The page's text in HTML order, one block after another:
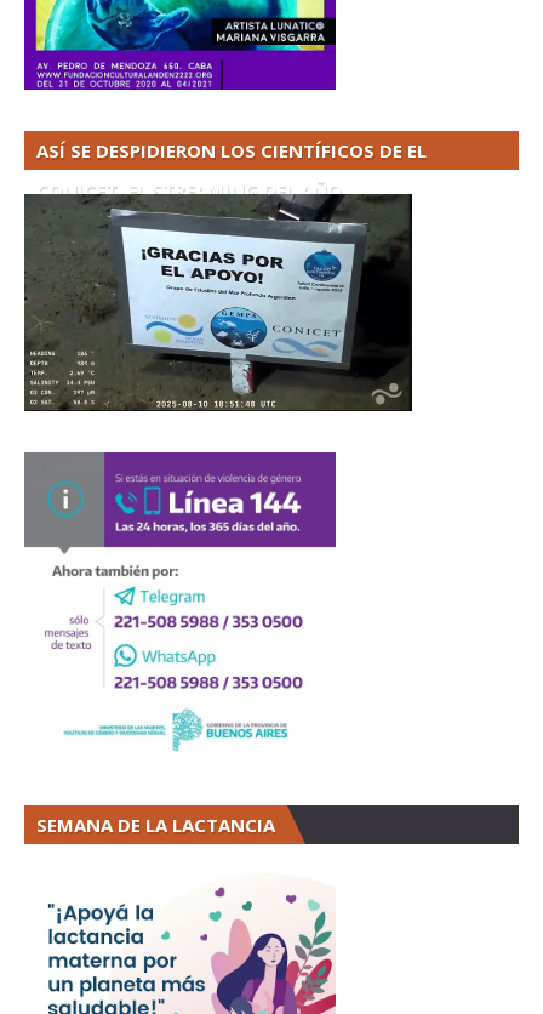
ASÍ SE DESPIDIERON LOS CIENTÍFICOS DE EL
CONICET. EL STREAMING DEL AÑO
SEMANA DE LA LACTANCIA